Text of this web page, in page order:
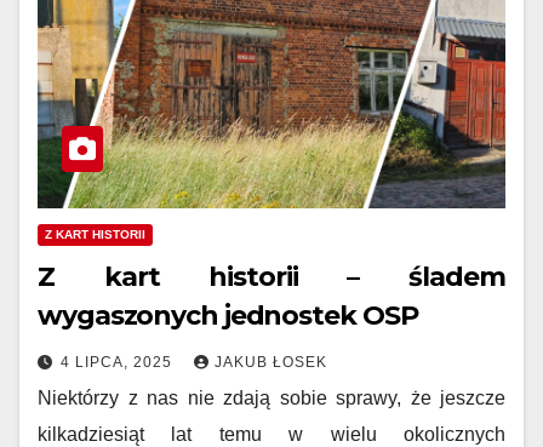
Z KART HISTORII
Z kart historii – śladem
wygaszonych jednostek OSP
4 LIPCA, 2025 JAKUB ŁOSEK
Niektórzy z nas nie zdają sobie sprawy, że jeszcze
kilkadziesiąt lat temu w wielu okolicznych